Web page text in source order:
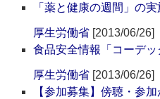
「薬と健康の週間」の
厚生労働省 [2013/06/26]
食品安全情報「コーデッ
厚生労働省 [2013/06/26]
【参加募集】傍聴・参